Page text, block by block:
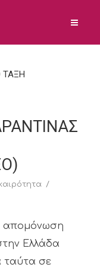
απομόνωση
Ελλάδα
ταύτα σε